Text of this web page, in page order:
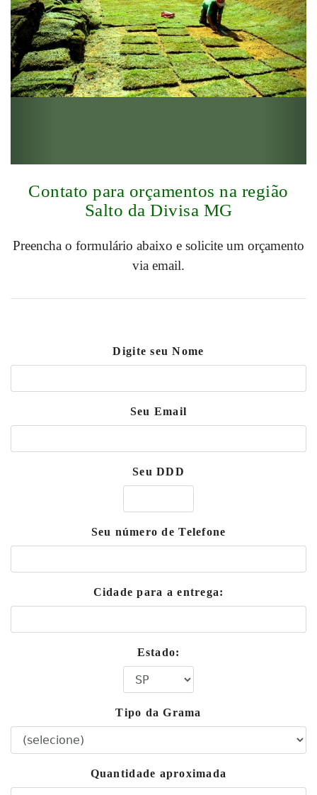
Contato para orçamentos na região
Salto da Divisa MG
Preencha o formulário abaixo e solicite um orçamento
via email.
Digite seu Nome
Seu Email
Seu DDD
Seu número de Telefone
Cidade para a entrega:
Estado:
Tipo da Grama
Quantidade aproximada